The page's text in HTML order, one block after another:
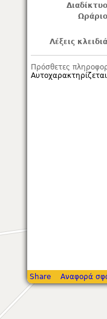
Διαδίκτυο
Ωράριο
Λέξεις κλειδιά
Πρόσθετες
Share Αναφορά